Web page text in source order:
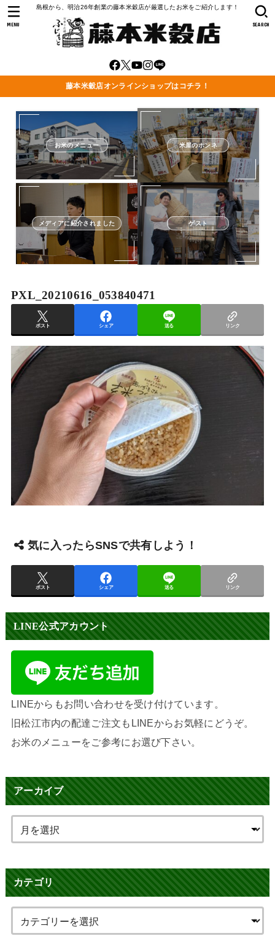
島根から、明治26年創業の藤本米穀店が厳選したお米をご紹介します！
SEARCH
MENU
藤本米穀店オンラインショップはコチラ！
お米のメニュー 米屋のホンネ
メディアに紹介されました ゲスト
PXL_20210616_053840471
ポスト シェア 送る リンク
気に入ったらSNSで共有しよう！
ポスト シェア 送る リンク
LINE公式アカウント
LINEからもお問い合わせを受け付けています。
旧松江市内の配達ご注文もLINEからお気軽にどうぞ。
お米のメニューをご参考にお選び下さい。
アーカイブ
カテゴリ